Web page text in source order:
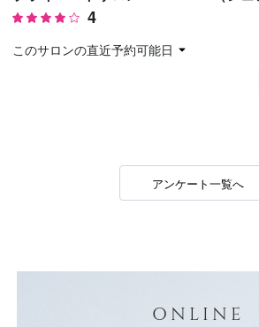
4
このサロンの直近予約可能日
アンケート一覧へ
ONLINE